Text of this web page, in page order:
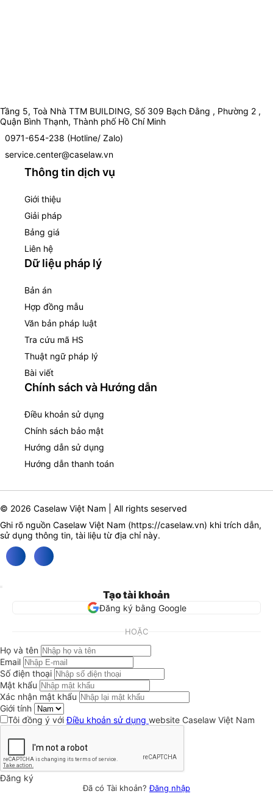
Tầng 5, Toà Nhà TTM BUILDING, Số 309 Bạch Đằng , Phường 2 ,
Quận Bình Thạnh, Thành phố Hồ Chí Minh
0971-654-238 (Hotline/ Zalo)
service.center@caselaw.vn
Thông tin dịch vụ
Giới thiệu
Giải pháp
Bảng giá
Liên hệ
Dữ liệu pháp lý
Bản án
Hợp đồng mẫu
Văn bản pháp luật
Tra cứu mã HS
Thuật ngữ pháp lý
Bài viết
Chính sách và Hướng dẫn
Điều khoản sử dụng
Chính sách bảo mật
Hướng dẫn sử dụng
Hướng dẫn thanh toán
© 2026 Caselaw Việt Nam | All rights seserved
Ghi rõ nguồn Caselaw Việt Nam (https://caselaw.vn) khi trích dẫn,
sử dụng thông tin, tài liệu từ địa chỉ này.
Tạo tài khoản
Đăng ký bằng Google
HOẶC
Họ và tên
Email
Số điện thoại
Mật khẩu
Xác nhận mật khẩu
Giới tính
Tôi đồng ý vớiĐiều khoản sử dụng website Caselaw Việt Nam
Đăng ký
Đã có Tài khoản?Đăng nhập